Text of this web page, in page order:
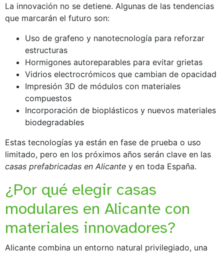
La innovación no se detiene. Algunas de las tendencias
que marcarán el futuro son:
Uso de grafeno y nanotecnología para reforzar
estructuras
Hormigones autoreparables para evitar grietas
Vidrios electrocrómicos que cambian de opacidad
Impresión 3D de módulos con materiales
compuestos
Incorporación de bioplásticos y nuevos materiales
biodegradables
Estas tecnologías ya están en fase de prueba o uso
limitado, pero en los próximos años serán clave en las
casas prefabricadas en Alicante y en toda España.
¿Por qué elegir casas
modulares en Alicante con
materiales innovadores?
Alicante combina un entorno natural privilegiado, una